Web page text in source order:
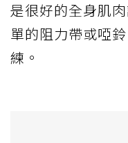
是很好的全身肌
單的阻力帶或啞
練。